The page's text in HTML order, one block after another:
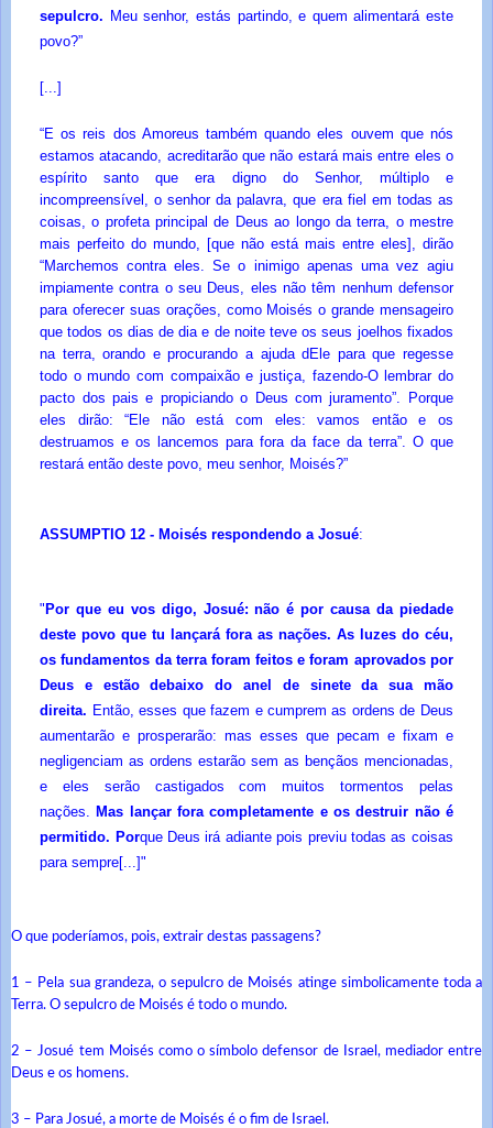
sepulcro. Meu senhor, estás partindo, e quem alimentará este
povo?”
[...]
“E os reis dos Amoreus também quando eles ouvem que nós
estamos atacando, acreditarão que não estará mais entre eles o
espírito santo que era digno do Senhor, múltiplo e
incompreensível, o senhor da palavra, que era fiel em todas as
coisas, o profeta principal de Deus ao longo da terra, o mestre
mais perfeito do mundo, [que não está mais entre eles], dirão
“Marchemos contra eles. Se o inimigo apenas uma vez agiu
impiamente contra o seu Deus, eles não têm nenhum defensor
para oferecer suas orações, como Moisés o grande mensageiro
que todos os dias de dia e de noite teve os seus joelhos fixados
na terra, orando e procurando a ajuda dEle para que regesse
todo o mundo com compaixão e justiça, fazendo-O lembrar do
pacto dos pais e propiciando o Deus com juramento”. Porque
eles dirão: “Ele não está com eles: vamos então e os
destruamos e os lancemos para fora da face da terra”. O que
restará então deste povo, meu senhor, Moisés?”
ASSUMPTIO 12 - Moisés respondendo a Josué:
" Por que eu vos digo, Josué: não é por causa da piedade
deste povo que tu lançará fora as nações. As luzes do céu,
os fundamentos da terra foram feitos e foram aprovados por
Deus e estão debaixo do anel de sinete da sua mão
direita. Então, esses que fazem e cumprem as ordens de Deus
aumentarão e prosperarão: mas esses que pecam e fixam e
negligenciam as ordens estarão sem as bençãos mencionadas,
e eles serão castigados com muitos tormentos pelas
nações.
Mas lançar fora completamente e os destruir não é
permitido. Porque Deus irá adiante pois previu todas as coisas
para sempre[...]"
O que poderíamos, pois, extrair destas passagens?
1 – Pela sua grandeza, o sepulcro de Moisés atinge simbolicamente toda a
Terra. O sepulcro de Moisés é todo o mundo.
2 – Josué tem Moisés como o símbolo defensor de Israel, mediador entre
Deus e os homens.
3 – Para Josué, a morte de Moisés é o fim de Israel.